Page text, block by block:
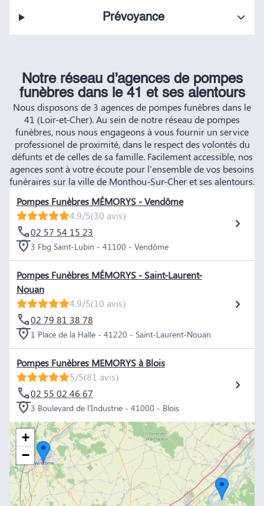
Prévoyance
Notre réseau d’agences de pompes
funèbres dans le 41 et ses alentours
Nous disposons de 3 agences de pompes funèbres dans le
41 (Loir-et-Cher). Au sein de notre réseau de pompes
funèbres, nous nous engageons à vous fournir un service
professionel de proximité, dans le respect des volontés du
défunts et de celles de sa famille. Facilement accessible, nos
agences sont à votre écoute pour l'ensemble de vos besoins
funéraires sur la ville de Monthou-Sur-Cher et ses alentours.
Pompes Funèbres MÉMORYS - Vendôme
4.9/5(30 avis)
02 57 54 15 23
3 Fbg Saint-Lubin - 41100 - Vendôme
Pompes Funèbres MÉMORYS - Saint-Laurent-
Nouan
4.9/5(10 avis)
02 79 81 38 78
1 Place de la Halle - 41220 - Saint-Laurent-Nouan
Pompes Funèbres MEMORYS à Blois
5/5(81 avis)
02 55 02 46 67
3 Boulevard de l'Industrie - 41000 - Blois
+
−